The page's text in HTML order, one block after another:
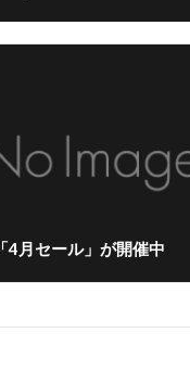
4月セール」が開催中